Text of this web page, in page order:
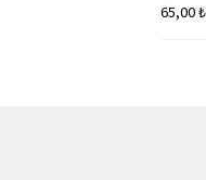
65,00₺